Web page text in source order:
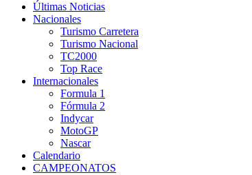
Últimas Noticias
Nacionales
Turismo Carretera
Turismo Nacional
TC2000
Top Race
Internacionales
Formula 1
Fórmula 2
Indycar
MotoGP
Nascar
Calendario
CAMPEONATOS